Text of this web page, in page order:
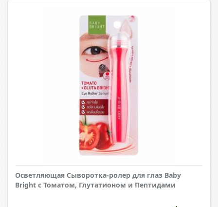
Осветляющая Сыворотка-ролер для глаз Baby
Bright с Томатом, Глутатионом и Пептидами